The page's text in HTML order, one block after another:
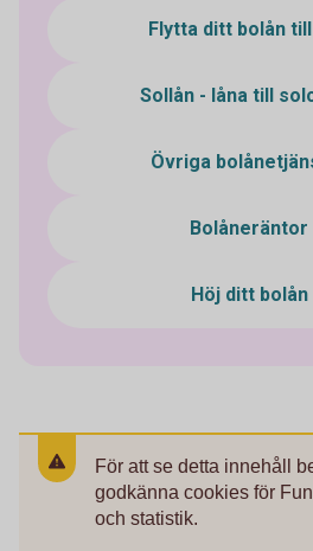
Flytta ditt bolån
Sollån - låna till
Övriga
Bolåneräntor
Höj ditt bolån
För att se detta innehåll
godkänna cookies för
och statistik.